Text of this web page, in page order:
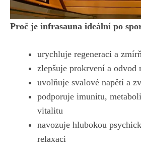
Proč je infrasauna ideální po
urychluje regeneraci a
zlepšuje prokrvení a odvod
uvolňuje svalové napětí a
podporuje imunitu,
vitalitu
navozuje hlubokou
relaxaci